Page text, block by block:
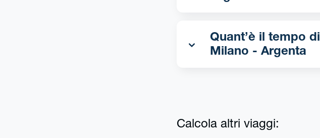
Quant’è il tempo
Milano - Argenta
Calcola altri viaggi: